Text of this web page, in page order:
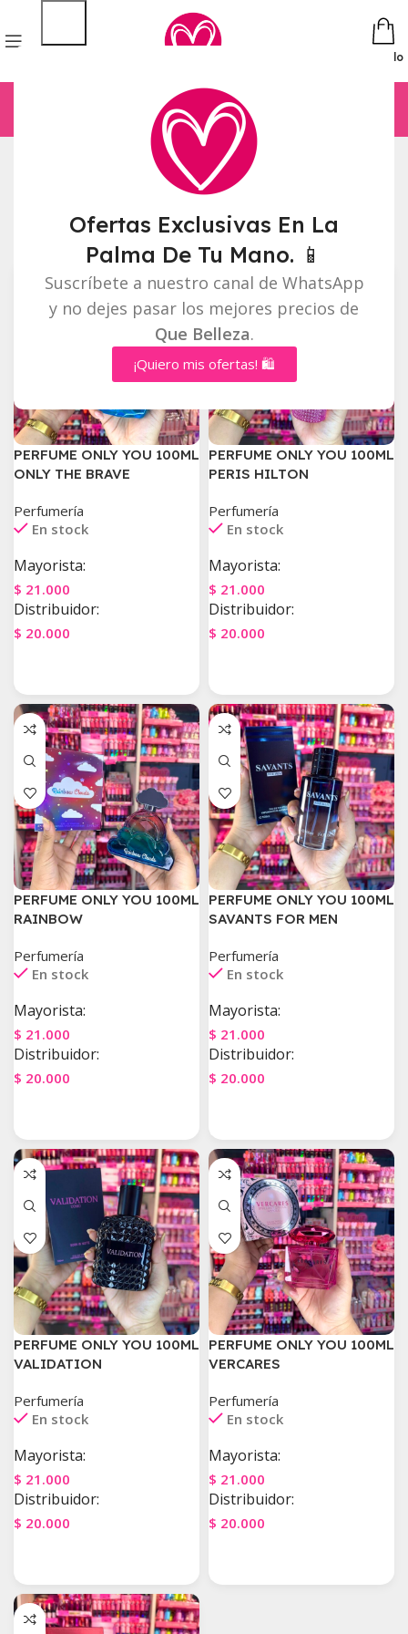
Ofertas Exclusivas En La
Palma De Tu Mano. 📱
Suscríbete a nuestro canal de WhatsApp
y no dejes pasar los mejores precios de
Que Belleza.
¡Quiero mis ofertas! 🛍️
Pedido
Página 2
Mostrando 13–19 de 19 resultados
Barra lateral
PERFUME ONLY YOU 100ML
ONLY THE BRAVE
Perfumería
En stock
Mayorista:
$ 21.000
Distribuidor:
$ 20.000
PERFUME ONLY YOU 100ML
PERIS HILTON
Perfumería
En stock
Mayorista:
$ 21.000
Distribuidor:
$ 20.000
PERFUME ONLY YOU 100ML
RAINBOW
Perfumería
En stock
Mayorista:
$ 21.000
Distribuidor:
$ 20.000
PERFUME ONLY YOU 100ML
SAVANTS FOR MEN
Perfumería
En stock
Mayorista:
$ 21.000
Distribuidor:
$ 20.000
PERFUME ONLY YOU 100ML
VALIDATION
Perfumería
En stock
Mayorista:
$ 21.000
Distribuidor:
$ 20.000
PERFUME ONLY YOU 100ML
VERCARES
Perfumería
En stock
Mayorista:
$ 21.000
Distribuidor:
$ 20.000